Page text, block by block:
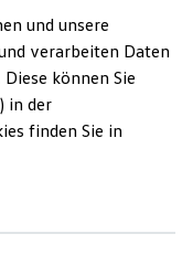
und unsere
verarbeiten Daten
können Sie
in der
finden Sie in